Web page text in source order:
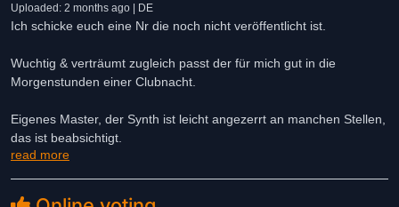
Uploaded: 2 months ago | DE
Ich schicke euch eine Nr die noch nicht veröffentlicht ist.
Wuchtig & verträumt zugleich passt der für mich gut in die
Morgenstunden einer Clubnacht.
Eigenes Master, der Synth ist leicht angezerrt an manchen Stellen,
das ist beabsichtigt.
read more